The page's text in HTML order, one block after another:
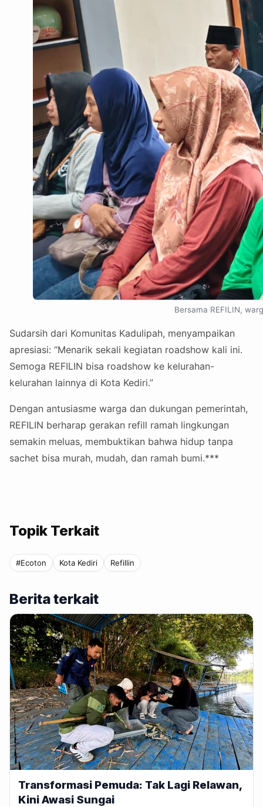
Bersama REFILIN,
Sudarsih dari Komunitas Kadulipah, menyampaikan
apresiasi: “Menarik sekali kegiatan roadshow kali ini.
Semoga REFILIN bisa roadshow ke kelurahan-
kelurahan lainnya di Kota Kediri.”
Dengan antusiasme warga dan dukungan pemerintah,
REFILIN berharap gerakan refill ramah lingkungan
semakin meluas, membuktikan bahwa hidup tanpa
sachet bisa murah, mudah, dan ramah bumi.***
Topik Terkait
#Ecoton Kota Kediri Refillin
Berita terkait
Transformasi Pemuda: Tak Lagi Relawan,
Kini Awasi Sungai